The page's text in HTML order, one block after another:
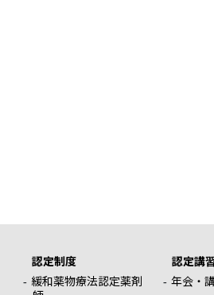
認定制度
緩和薬物療法認定薬剤
認定講
年会・